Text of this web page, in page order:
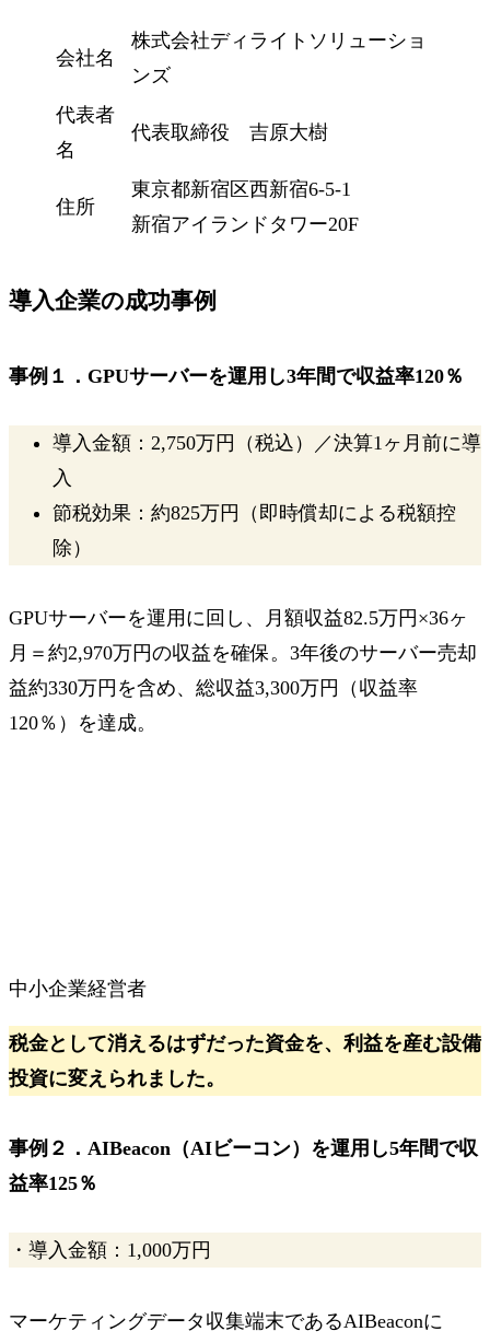
会社名
株式会社ディライトソリューショ
ンズ
代表者
名
代表取締役 吉原大樹
住所
東京都新宿区西新宿6-5-1
新宿アイランドタワー20F
導入企業の成功事例
事例１．GPUサーバーを運用し3年間で収益率120％
導入金額：2,750万円（税込）／決算1ヶ月前に導
入
節税効果：約825万円（即時償却による税額控
除）
GPUサーバーを運用に回し、月額収益82.5万円×36ヶ
月＝約2,970万円の収益を確保。3年後のサーバー売却
益約330万円を含め、総収益3,300万円（収益率
120％）を達成。
中小企業経営者
税金として消えるはずだった資金を、利益を産む設備
投資に変えられました。
事例２．AIBeacon（AIビーコン）を運用し5年間で収
益率125％
・導入金額：1,000万円
マーケティングデータ収集端末であるAIBeaconに